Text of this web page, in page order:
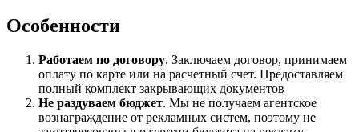
Особенности
Работаем по договору. Заключаем договор, принимаем
оплату по карте или на расчетный счет. Предоставляем
полный комплект закрывающих документов
Не раздуваем бюджет. Мы не получаем агентское
вознаграждение от рекламных систем, поэтому не